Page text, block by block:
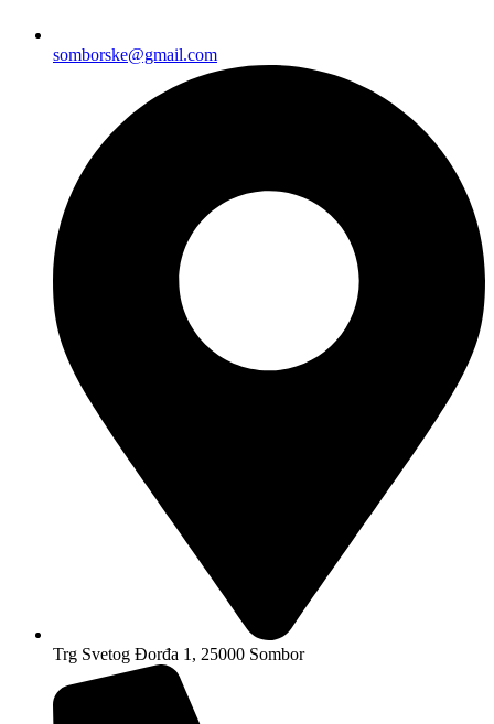
somborske@gmail.com
Trg Svetog Đorđa 1, 25000 Sombor